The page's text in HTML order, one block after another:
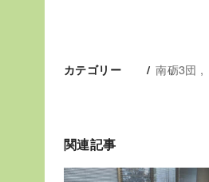
カテゴリー 南砺3団
関連記事